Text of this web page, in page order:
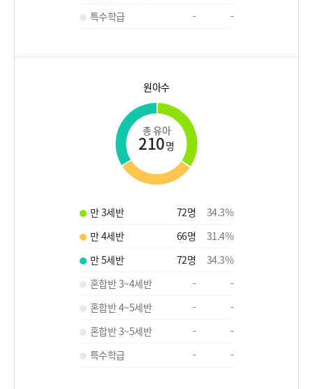
특수학급
- -
원아수
총 유아
210명
만 3세반 72명 34.3%
만 4세반
66명 31.4%
만 5세반
72명 34.3%
혼합반 3~4세반
-
-
혼합반 4~5세반
-
-
혼합반 3~5세반
-
-
특수학급
- -